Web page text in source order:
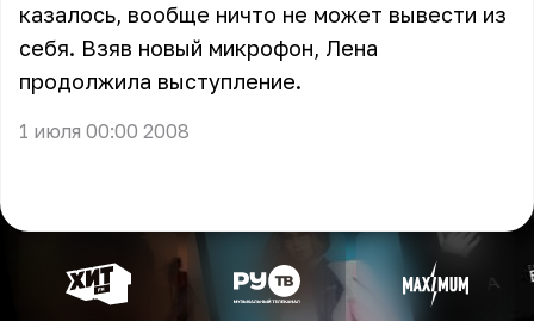
казалось, вообще ничто не может вывести из
себя. Взяв новый микрофон, Лена
продолжила выступление.
1 июля 00:00 2008